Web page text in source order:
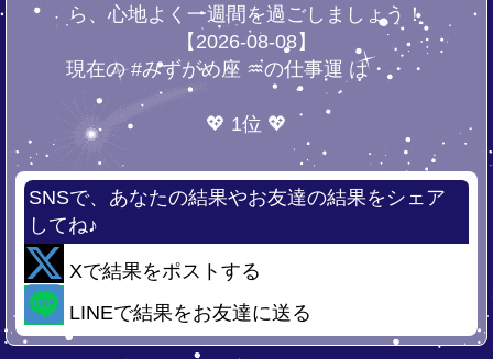
ら、心地よく一週間を過ごしましょう！
【2026-08-08】
現在の #みずがめ座 ♒の仕事運 は・・・
💖 1位 💖
SNSで、あなたの結果やお友達の結果をシェア
してね♪
Xで結果をポストする
LINEで結果をお友達に送る